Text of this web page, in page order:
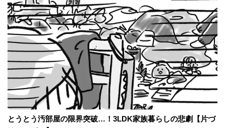
とうとう汚部屋の限界突破…！3LDK家族暮らしの悲劇【片づ